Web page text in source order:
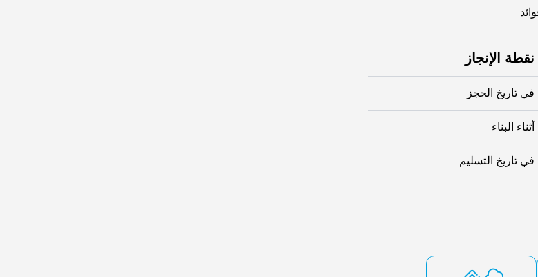
نقطة الإنجاز
في تاريخ الحجز
أثناء البناء
في تاريخ التسليم